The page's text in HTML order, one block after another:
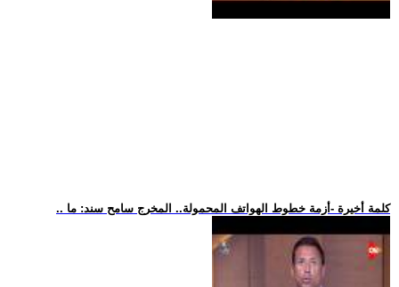
.. كلمة أخيرة -أزمة خطوط الهواتف المحمولة.. المخرج سامح سند: ما